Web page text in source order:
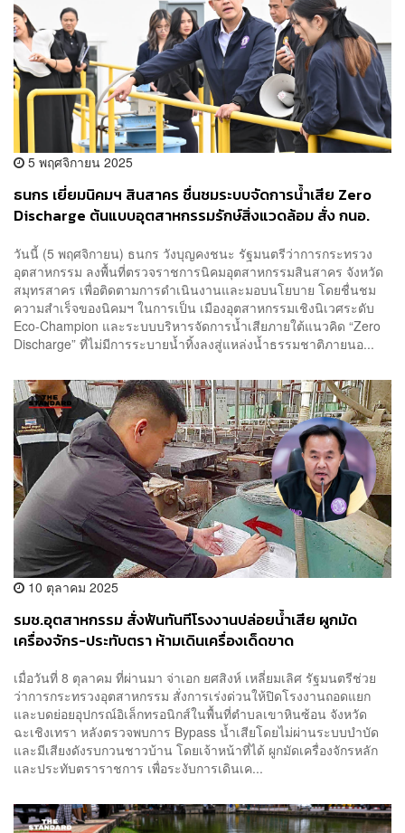
5 พฤศจิกายน 2025
ธนกร เยี่ยมนิคมฯ สินสาคร ชื่นชมระบบจัดการน้ำเสีย Zero
Discharge ต้นแบบอุตสาหกรรมรักษ์สิ่งแวดล้อม สั่ง กนอ.
วันนี้ (5 พฤศจิกายน) ธนกร วังบุญคงชนะ รัฐมนตรีว่าการกระทรวง
อุตสาหกรรม ลงพื้นที่ตรวจราชการนิคมอุตสาหกรรมสินสาคร จังหวัด
สมุทรสาคร เพื่อติดตามการดำเนินงานและมอบนโยบาย โดยชื่นชม
ความสำเร็จของนิคมฯ ในการเป็น เมืองอุตสาหกรรมเชิงนิเวศระดับ
Eco-Champion และระบบบริหารจัดการน้ำเสียภายใต้แนวคิด “Zero
Discharge” ที่ไม่มีการระบายน้ำทิ้งลงสู่แหล่งน้ำธรรมชาติภายนอ...
10 ตุลาคม 2025
รมช.อุตสาหกรรม สั่งฟันทันทีโรงงานปล่อยน้ำเสีย ผูกมัด
เครื่องจักร-ประทับตรา ห้ามเดินเครื่องเด็ดขาด
เมื่อวันที่ 8 ตุลาคม ที่ผ่านมา จ่าเอก ยศสิงห์ เหลี่ยมเลิศ รัฐมนตรีช่วย
ว่าการกระทรวงอุตสาหกรรม สั่งการเร่งด่วนให้ปิดโรงงานถอดแยก
และบดย่อยอุปกรณ์อิเล็กทรอนิกส์ในพื้นที่ตำบลเขาหินซ้อน จังหวัด
ฉะเชิงเทรา หลังตรวจพบการ Bypass น้ำเสียโดยไม่ผ่านระบบบำบัด
และมีเสียงดังรบกวนชาวบ้าน โดยเจ้าหน้าที่ได้ ผูกมัดเครื่องจักรหลัก
และประทับตราราชการ เพื่อระงับการเดินเค...